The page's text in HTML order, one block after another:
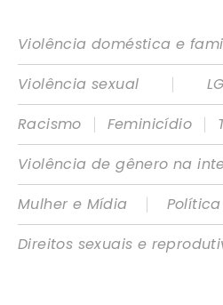
Violência doméstica e
Violência sexual
|
Racismo
| Feminicídio |
Violência de gênero na
Mulher e Mídia
|
Direitos sexuais e